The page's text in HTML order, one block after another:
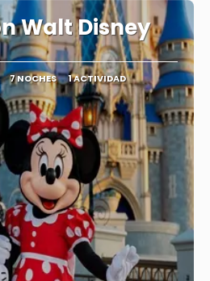
Walt Disney
7 NOCHES 1 ACTIVIDAD